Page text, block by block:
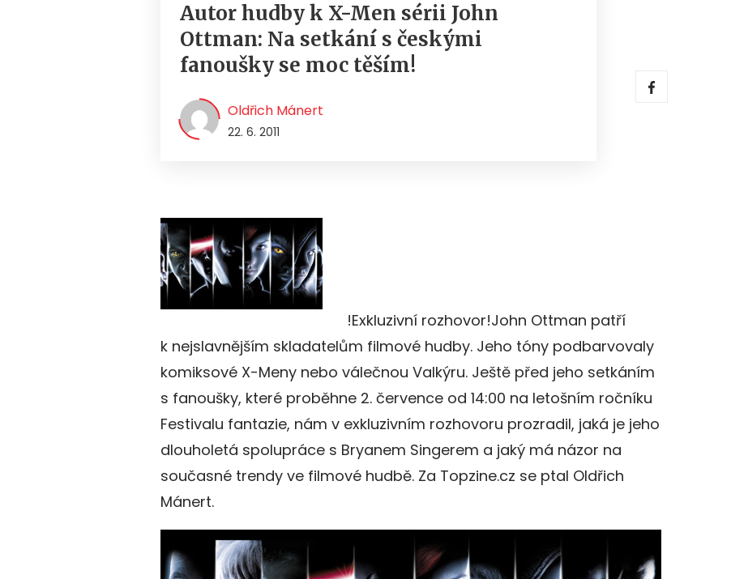
Autor hudby k X-Men sérii John
Ottman: Na setkání s českými
fanoušky se moc těším!
Oldřich Mánert
22. 6. 2011
!Exkluzivní rozhovor!John Ottman patří
k nejslavnějším skladatelům filmové hudby. Jeho tóny podbarvovaly
komiksové X-Meny nebo válečnou Valkýru. Ještě před jeho setkáním
s fanoušky, které proběhne 2. července od 14:00 na letošním ročníku
Festivalu fantazie, nám v exkluzivním rozhovoru prozradil, jaká je jeho
dlouholetá spolupráce s Bryanem Singerem a jaký má názor na
současné trendy ve filmové hudbě. Za Topzine.cz se ptal Oldřich
Mánert.